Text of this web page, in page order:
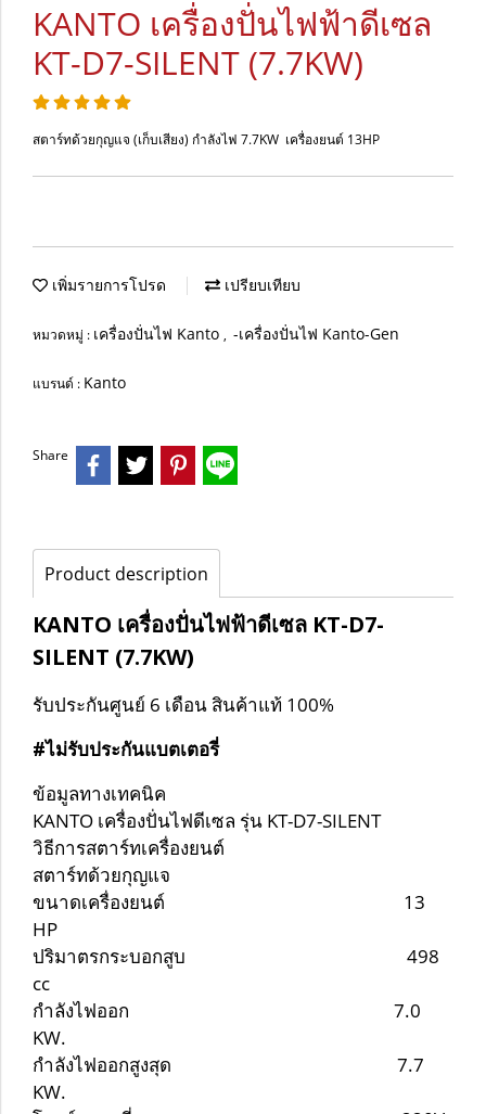
KANTO เครื่องปั่นไฟฟ้าดีเซล
KT-D7-SILENT (7.7KW)
สตาร์ทด้วยกุญแจ (เก็บเสียง) กำลังไฟ 7.7KW เครื่องยนต์ 13HP
เพิ่มรายการโปรด เปรียบเทียบ
หมวดหมู่ : เครื่องปั่นไฟ Kanto , -เครื่องปั่นไฟ Kanto-Gen
แบรนด์ : Kanto
Share
Product description
KANTO เครื่องปั่นไฟฟ้าดีเซล KT-D7-
SILENT (7.7KW)
รับประกันศูนย์ 6 เดือน สินค้าแท้ 100%
#ไม่รับประกันแบตเตอรี่
ข้อมูลทางเทคนิค
KANTO เครื่องปั่นไฟดีเซล รุ่น KT-D7-SILENT
วิธีการสตาร์ทเครื่องยนต์
สตาร์ทด้วยกุญแจ
ขนาดเครื่องยนต์ 13
HP
ปริมาตรกระบอกสูบ 498
cc
กำลังไฟออก 7.0
KW.
กำลังไฟออกสูงสุด 7.7
KW.